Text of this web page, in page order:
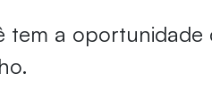
tem a oportunidade